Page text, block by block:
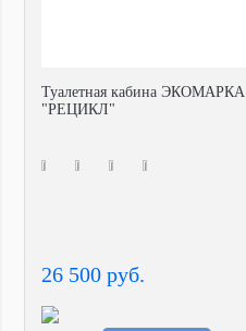
Туалетная кабина ЭКОМАРКА
"РЕЦИКЛ"
26 500 руб.